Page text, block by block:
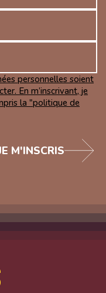
personnelles soient
En m’inscrivant, je
la "politique de
M'INSCRIS